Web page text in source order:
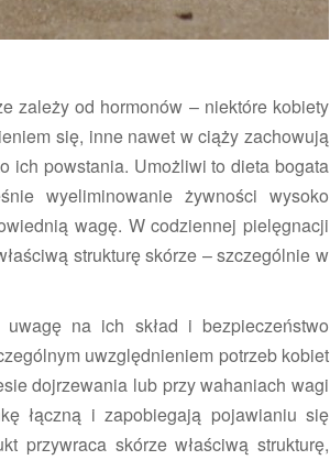
zależy od hormonów – niektóre kobiety
się, inne nawet w ciąży zachowują
ich powstania. Umożliwi to dieta bogata
wyeliminowanie żywności wysoko
wagę. W codziennej pielęgnacji
strukturę skórze – szczególnie w
na ich skład i bezpieczeństwo
uwzględnieniem potrzeb kobiet
dojrzewania lub przy wahaniach wagi
łączną i zapobiegają pojawianiu się
przywraca skórze właściwą strukturę,